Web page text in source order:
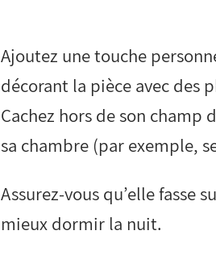
Ajoutez une touche
décorant la pièce avec des
Cachez hors de son
sa chambre (par exemple,
Assurez-vous qu’elle fasse
mieux dormir la nuit.